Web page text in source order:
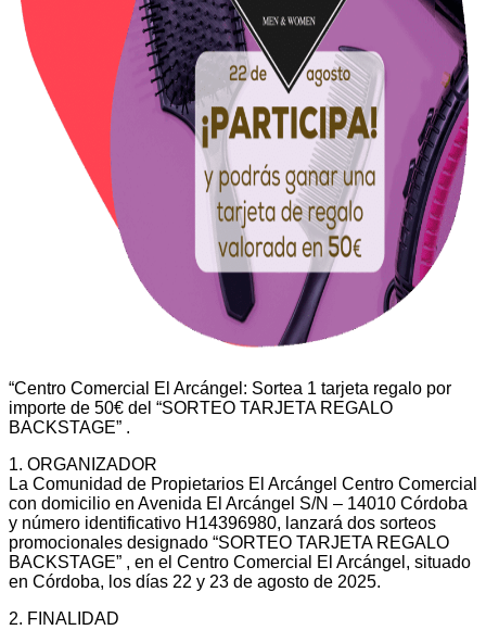
“Centro Comercial El Arcángel: Sortea 1 tarjeta regalo por
importe de 50€ del “SORTEO TARJETA REGALO
BACKSTAGE” .
1. ORGANIZADOR
La Comunidad de Propietarios El Arcángel Centro Comercial
con domicilio en Avenida El Arcángel S/N – 14010 Córdoba
y número identificativo H14396980, lanzará dos sorteos
promocionales designado “SORTEO TARJETA REGALO
BACKSTAGE” , en el Centro Comercial El Arcángel, situado
en Córdoba, los días 22 y 23 de agosto de 2025.
2. FINALIDAD